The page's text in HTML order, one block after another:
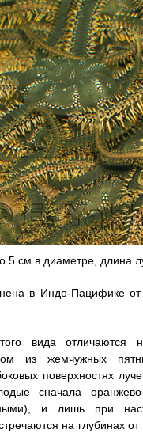
5 см в диаметре, длина
в Индо-Пацифике
вида отличаются
из жемчужных
поверхностях
сначала
и лишь при
на глубинах